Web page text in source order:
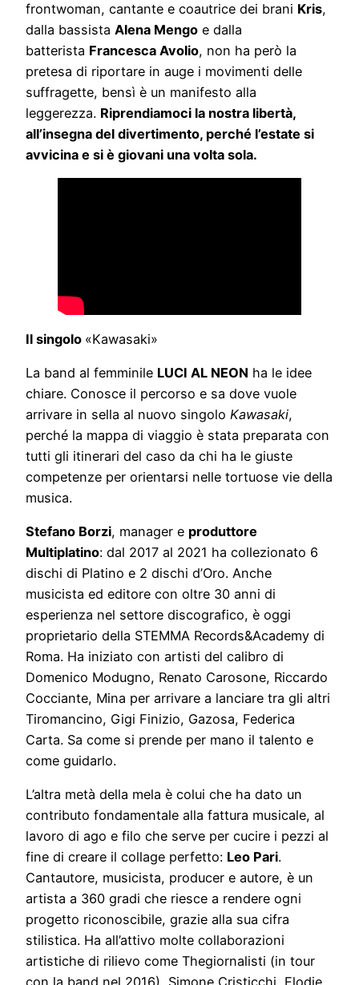
frontwoman, cantante e coautrice dei brani Kris,
dalla bassista Alena Mengo e dalla
batterista Francesca Avolio, non ha però la
pretesa di riportare in auge i movimenti delle
suffragette, bensì è un manifesto alla
leggerezza. Riprendiamoci la nostra libertà,
all’insegna del divertimento, perché l’estate si
avvicina e si è giovani una volta sola.
Il singolo «Kawasaki»
La band al femminile LUCI AL NEON ha le idee
chiare. Conosce il percorso e sa dove vuole
arrivare in sella al nuovo singolo Kawasaki,
perché la mappa di viaggio è stata preparata con
tutti gli itinerari del caso da chi ha le giuste
competenze per orientarsi nelle tortuose vie della
musica.
Stefano Borzi, manager e produttore
Multiplatino: dal 2017 al 2021 ha collezionato 6
dischi di Platino e 2 dischi d’Oro. Anche
musicista ed editore con oltre 30 anni di
esperienza nel settore discografico, è oggi
proprietario della STEMMA Records&Academy di
Roma. Ha iniziato con artisti del calibro di
Domenico Modugno, Renato Carosone, Riccardo
Cocciante, Mina per arrivare a lanciare tra gli altri
Tiromancino, Gigi Finizio, Gazosa, Federica
Carta. Sa come si prende per mano il talento e
come guidarlo.
L’altra metà della mela è colui che ha dato un
contributo fondamentale alla fattura musicale, al
lavoro di ago e filo che serve per cucire i pezzi al
fine di creare il collage perfetto: Leo Pari.
Cantautore, musicista, producer e autore, è un
artista a 360 gradi che riesce a rendere ogni
progetto riconoscibile, grazie alla sua cifra
stilistica. Ha all’attivo molte collaborazioni
artistiche di rilievo come Thegiornalisti (in tour